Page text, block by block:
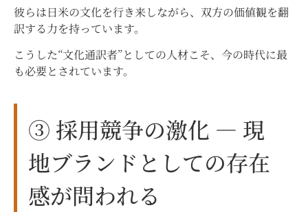
彼らは日米の文化を行き来しながら、双方の価値観を翻
訳する力を持っています。
こうした“文化通訳者”としての人材こそ、今の時代に最
も必要とされています。
③ 採用競争の激化 ― 現
地ブランドとしての存在
感が問われる